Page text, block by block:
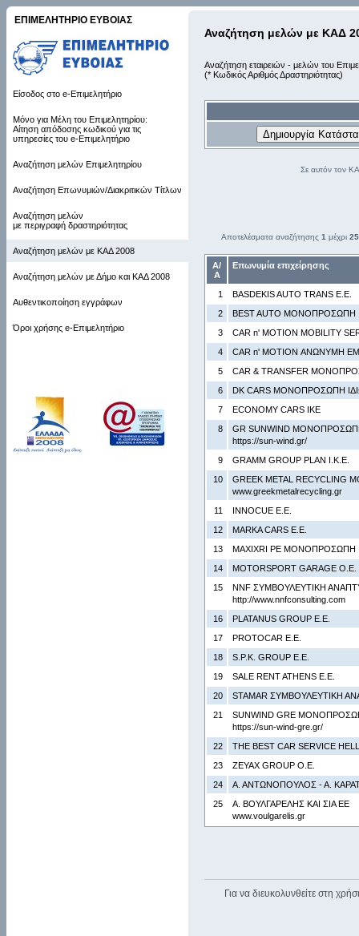
ΕΠΙΜΕΛΗΤΗΡΙΟ ΕΥΒΟΙΑΣ
Είσοδος στο e-Επιμελητήριο
Μόνο για Μέλη του Επιμελητηρίου:
Αίτηση απόδοσης κωδικού για τις
υπηρεσίες του e-Επιμελητήριο
Αναζήτηση μελών Επιμελητηρίου
Αναζήτηση Επωνυμιών/Διακριτικών Τίτλων
Αναζήτηση μελών
με περιγραφή δραστηριότητας
Αναζήτηση μελών με ΚΑΔ 2008
Αναζήτηση μελών με Δήμο και ΚΑΔ 2008
Αυθεντικοποίηση εγγράφων
Όροι χρήσης e-Επιμελητήριο
Αναζήτηση μελών με ΚΑΔ
Αναζήτηση εταιρειών - μελών του
(* Κωδικός Αριθμός Δραστηριότητας)
Σε αυτόν τον
Αποτελέσματα αναζήτησης 1 μέχρι 25
Α/
Α
Επωνυμία επιχείρησης
1
BASDEKIS AUTO TRANS Ε.Ε.
2
BEST AUTO ΜΟΝΟΠΡΟΣΩΠΗ
3
CAR n' MOTION MOBILITY
4
CAR n' MOTION ΑΝΩΝΥΜΗ
5
CΑR & TRANSFER
6
DK CARS ΜΟΝΟΠΡΟΣΩΠΗ
7
ECONOMY CARS ΙΚΕ
8
GR SUNWIND
https://sun-wind.gr/
9
GRAMM GROUP PLAN Ι.Κ.Ε.
10
GREEK METAL
www.greekmetalrecycling.gr
11
INNOCUE Ε.Ε.
12
MARKA CARS Ε.Ε.
13
MAXIXRI PE ΜΟΝΟΠΡΟΣΩΠΗ
14
MOTORSPORT GARAGE Ο.Ε.
15
NNF ΣΥΜΒΟΥΛΕΥΤΙΚΗ
http://www.nnfconsulting.com
16
PLATANUS GROUP Ε.Ε.
17
PROTOCAR Ε.Ε.
18
S.P.K. GROUP Ε.Ε.
19
SALE RENT ATHENS Ε.Ε.
20
STAMAR ΣΥΜΒΟΥΛΕΥΤΙΚΗ
21
SUNWIND GRE
https://sun-wind-gre.gr/
22
THE BEST CAR SERVICE
23
ZEYAX GROUP Ο.Ε.
24
Α. ΑΝΤΩΝΟΠΟΥΛΟΣ - Α.
25
Α. ΒΟΥΛΓΑΡΕΛΗΣ ΚΑΙ ΣΙΑ ΕΕ
www.voulgarelis.gr
Για να διευκολυνθείτε στη